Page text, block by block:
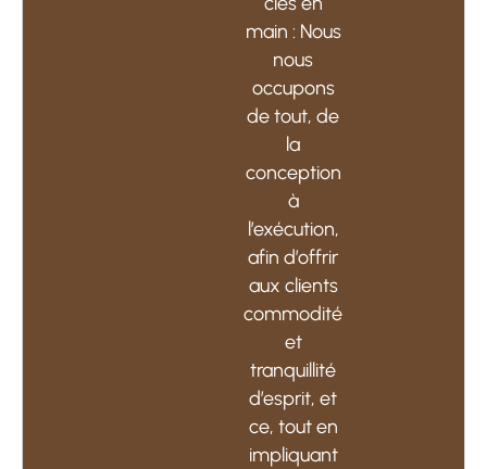
main : Nous
nous
occupons
de tout, de
la
conception
à
l’exécution,
afin d’offrir
aux clients
commodité
et
tranquillité
d’esprit, et
ce, tout en
impliquant